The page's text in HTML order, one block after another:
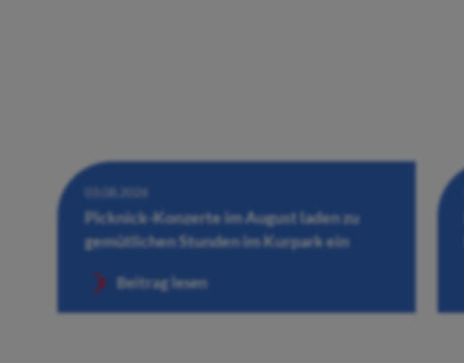
03.08.2026
Picknick-Konzerte im August laden zu
gemütlichen Stunden im Kurpark ein
Beitrag lesen